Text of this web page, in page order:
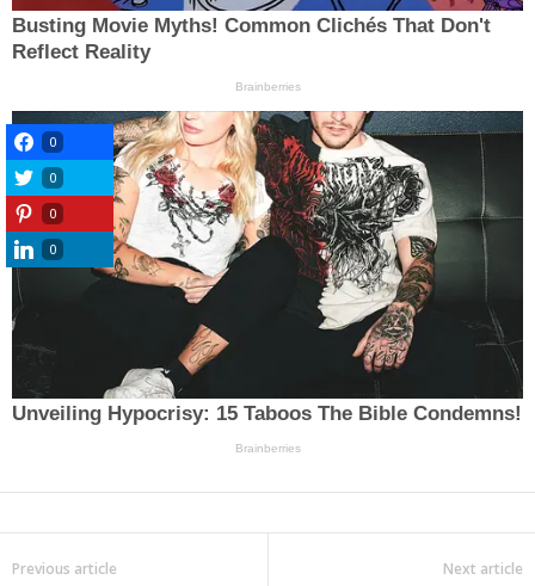
Previous article Next article
0
0
0
0